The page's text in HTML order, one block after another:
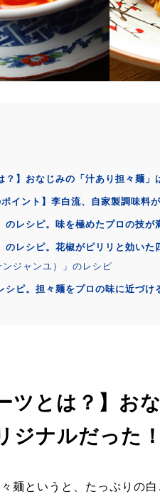
】おなじみの「汁あり担々麺」
イント】李白流、自家製調味料が
レシピ。味を極めたプロの技が
レシピ。花椒がピリリと効いた
ンジャンユ）」のレシピ
シピ。担々麺をプロの味に近づけ
ツとは？】お
ジナルだった！
麺というと、たっぷりの